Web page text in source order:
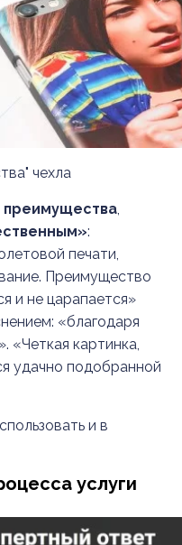
чехла
преимущества,
:
печати,
Преимущество
и не царапается»
«благодаря
«Четкая картинка,
удачно подобранной
и в
услуги